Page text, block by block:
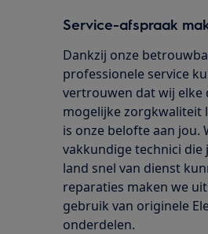
Service-afspraak
Dankzij onze
professionele service
vertrouwen dat wij elke
mogelijke zorgkwaliteit
is onze belofte aan jou.
vakkundige technici die
land snel van dienst
reparaties maken we
gebruik van originele
onderdelen.